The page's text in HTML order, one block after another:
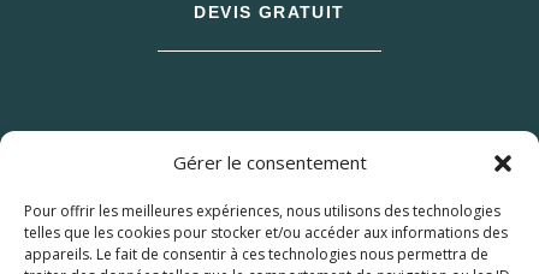
Gérer le consentement
Pour offrir les meilleures expériences, nous utilisons des technologies
telles que les cookies pour stocker et/ou accéder aux informations des
appareils. Le fait de consentir à ces technologies nous permettra de
DEVIS GRATUIT